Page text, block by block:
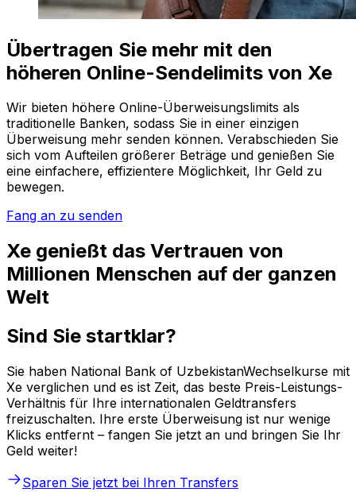
Übertragen Sie mehr mit den
höheren Online-Sendelimits von Xe
Wir bieten höhere Online-Überweisungslimits als
traditionelle Banken, sodass Sie in einer einzigen
Überweisung mehr senden können. Verabschieden Sie
sich vom Aufteilen größerer Beträge und genießen Sie
eine einfachere, effizientere Möglichkeit, Ihr Geld zu
bewegen.
Fang an zu senden
Xe genießt das Vertrauen von
Millionen Menschen auf der ganzen
Welt
Sind Sie startklar?
Sie haben National Bank of UzbekistanWechselkurse mit
Xe verglichen und es ist Zeit, das beste Preis-Leistungs-
Verhältnis für Ihre internationalen Geldtransfers
freizuschalten. Ihre erste Überweisung ist nur wenige
Klicks entfernt – fangen Sie jetzt an und bringen Sie Ihr
Geld weiter!
Sparen Sie jetzt bei Ihren Transfers